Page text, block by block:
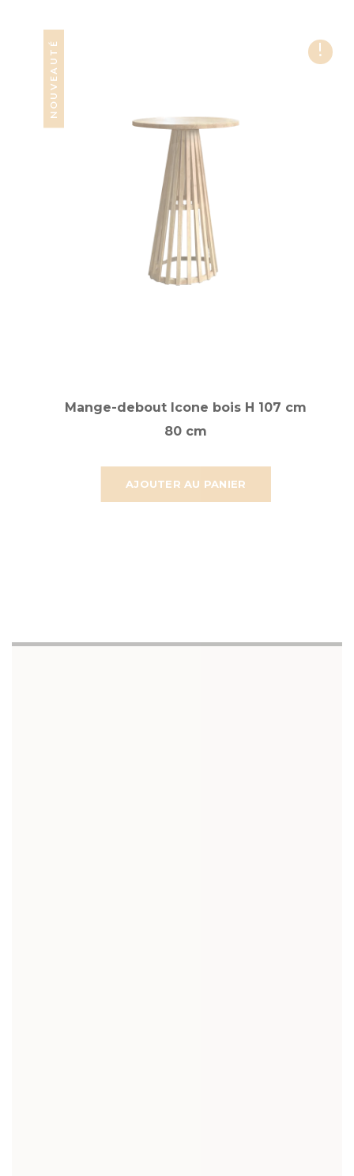
!
NOUVEAUTÉ
AJOUTER AU PANIER
Mange-debout Icone bois H 107 cm
80 cm